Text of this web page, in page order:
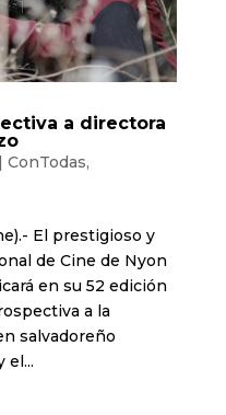
a directora
ConTodas,
El prestigioso y
de Cine de Nyon
en su 52 edición
a la
salvadoreño
el...